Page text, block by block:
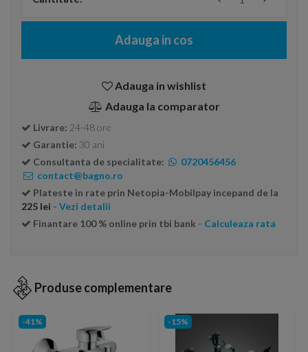
Adauga in cos
Adauga in wishlist
Adauga la comparator
Livrare: 24-48 ore
Garantie: 30 ani
Consultanta de specialitate:
0720456456
contact@bagno.ro
Plateste in rate prin Netopia-Mobilpay incepand de la
225 lei - Vezi detalii
Finantare 100 % online prin tbi bank - Calculeaza rata
Produse complementare
-41% -15%